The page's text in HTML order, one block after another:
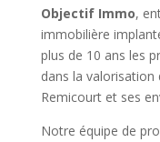
Objectif Immo,
immobilière
plus de 10 ans les
dans la valorisation
Remicourt et ses
Notre équipe de